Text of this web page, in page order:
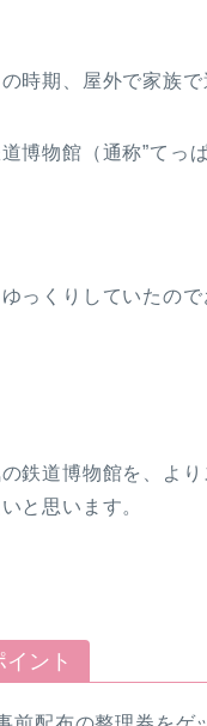
時期、屋外で家族
博物館（通称”てっ
っくりしていたの
鉄道博物館を、よ
と思います。
イント